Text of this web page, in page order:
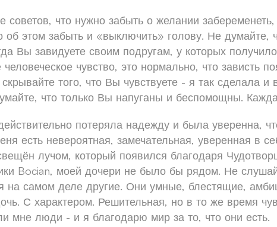
советов, что нужно забыть о желании
об этом забыть и «выключить» голову. Не думайте,
Вы завидуете своим подругам, у которых
чувство, это нормально, что зависть
того, что Вы чувствуете - я так сделала
что только Вы напуганы и беспомощны.
потеряла надежду и была уверенна,
есть невероятная, замечательная, уверенная в
лучом, который появился благодаря
Bocian, моей дочери не было бы рядом. Не
на самом деле другие. Они умные, блестящие,
С характером. Решительная, но в то же время
мне люди - и я благодарю мир за то, что они есть.